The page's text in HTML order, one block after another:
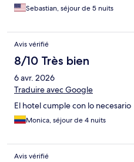
Sebastian, séjour de 5 nuits
Avis vérifié
8/10 Très bien
6 avr. 2026
Traduire avec Google
El hotel cumple con lo necesario
Monica, séjour de 4 nuits
Avis vérifié